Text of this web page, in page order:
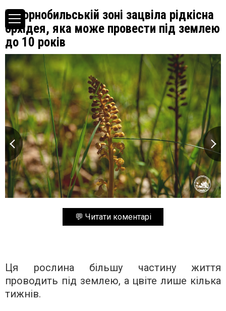
У Чорнобильській зоні зацвіла рідкісна
орхідея, яка може провести під землею
до 10 років
💬 Читати коментарі
Ця рослина більшу частину життя
проводить під землею, а цвіте лише кілька
тижнів.